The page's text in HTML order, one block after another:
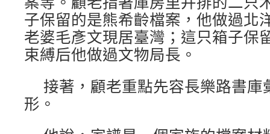
子保留的是熊希齡檔案，他做過北
老婆毛彥文現居臺灣；這只箱子保
束縛后他做過文物局長。
接著，顧老重點先容長樂路書庫
形。